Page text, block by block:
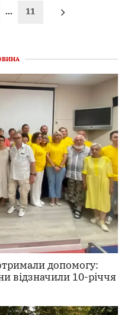
… 11
допомогу:
відзначили 10-річчя